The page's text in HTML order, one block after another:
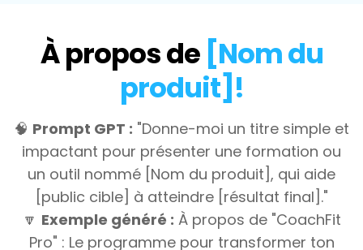
À propos de [Nom du
produit]!
🧠 Prompt GPT : "Donne-moi un titre simple et
impactant pour présenter une formation ou
un outil nommé [Nom du produit], qui aide
[public cible] à atteindre [résultat final]."
🔽 Exemple généré : À propos de "CoachFit
Pro" : Le programme pour transformer ton